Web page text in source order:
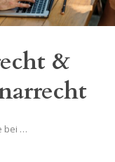
&
bei …